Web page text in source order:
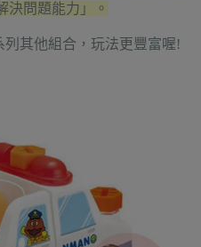
決問題能力」。
列其他組合，玩法更豐富喔!